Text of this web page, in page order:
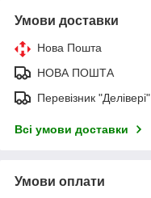
Умови доставки
Нова Пошта
НОВА ПОШТА
Перевізник "Делівері"
Всі умови доставки
Умови оплати